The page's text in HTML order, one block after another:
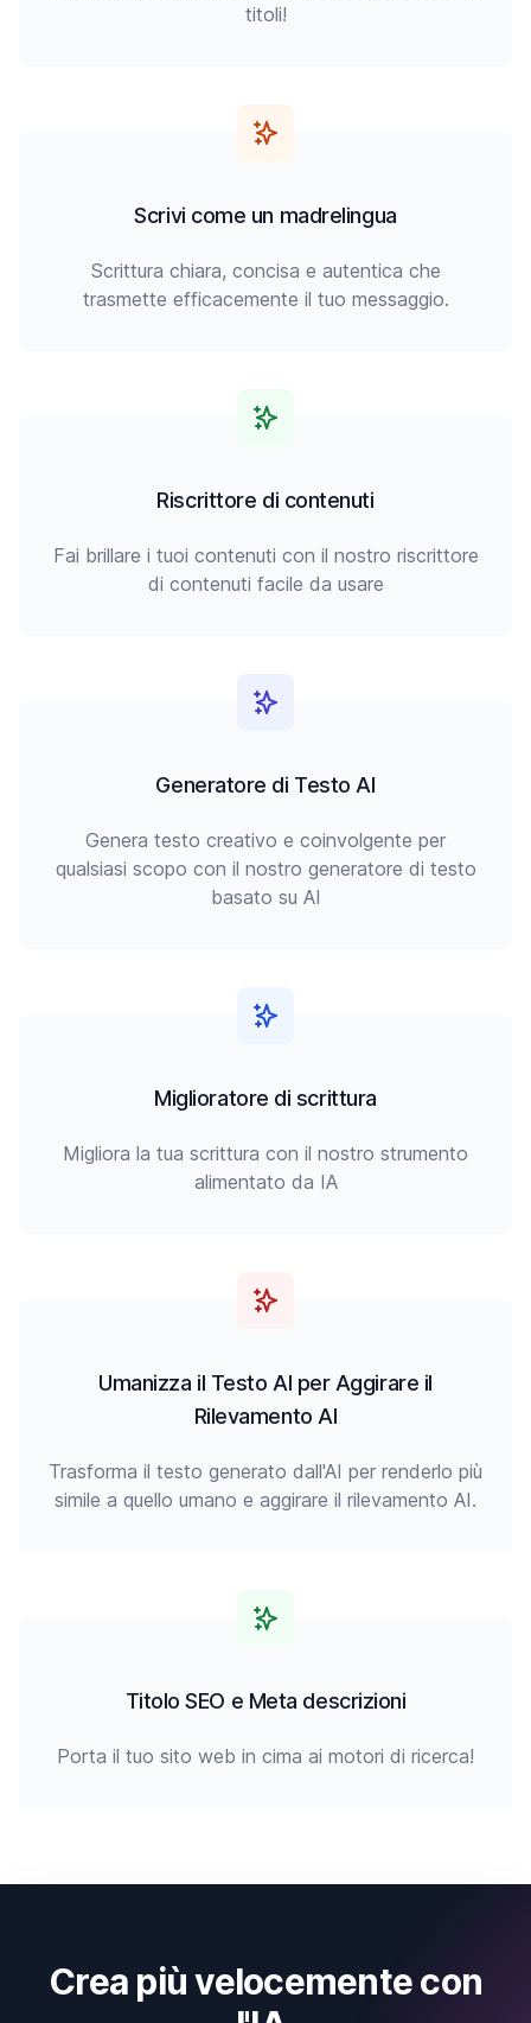
titoli!
Scrivi come un madrelingua
Scrittura chiara, concisa e autentica che
trasmette efficacemente il tuo messaggio.
Riscrittore di contenuti
Fai brillare i tuoi contenuti con il nostro riscrittore
di contenuti facile da usare
Generatore di Testo AI
Genera testo creativo e coinvolgente per
qualsiasi scopo con il nostro generatore di testo
basato su AI
Miglioratore di scrittura
Migliora la tua scrittura con il nostro strumento
alimentato da IA
Umanizza il Testo AI per Aggirare il
Rilevamento AI
Trasforma il testo generato dall'AI per renderlo più
simile a quello umano e aggirare il rilevamento AI.
Titolo SEO e Meta descrizioni
Porta il tuo sito web in cima ai motori di ricerca!
Crea più velocemente con